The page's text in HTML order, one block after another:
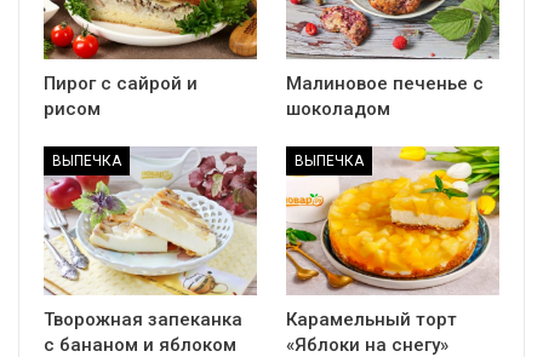
Пирог с сайрой и
рисом
Малиновое печенье с
шоколадом
ВЫПЕЧКА
Творожная запеканка
с бананом и яблоком
ВЫПЕЧКА
Карамельный торт
«Яблоки на снегу»